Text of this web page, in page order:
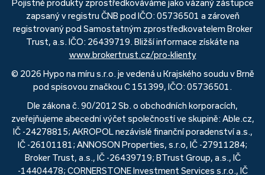
Pojistné produkty zprostředkováváme jako vázaný zástupce
zapsaný v registru ČNB pod IČO: 05736501 a zároveň
registrovaný pod Samostatným zprostředkovatelem Broker
Trust, a.s. IČO: 26439719. Bližší informace získáte na
www.brokertrust.cz/pro-klienty
© 2026 Hypo na míru s.r.o. je vedená u Krajského soudu v Brně
pod spisovou značkou C 151399, IČO: 05736501.
Dle zákona č. 90/2012 Sb. o obchodních korporacích,
zveřejňujeme abecední výčet společností ve skupině: Able.cz,
IČ -24278815; AKROPOL nezávislé finanční poradenství a.s.,
IČ -26101181; ANNOSON Properties, s.r.o, IČ -27911284;
Broker Trust, a.s., IČ -26439719; BTrust Group, a.s., IČ
-14404478; CORNERSTONE Investment Services s.r.o., IČ